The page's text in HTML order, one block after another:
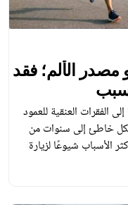
مصدر الألم؛ فقد
الفقرات العنقية للعمود
خاطئ إلى سنوات من
الأسباب شيوعًا لزيارة